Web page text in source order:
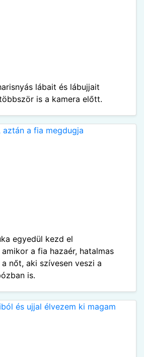
lábait és lábujjait
is a kamera előtt.
egyedül kezd el
a fia hazaér, hatalmas
nőt, aki szívesen veszi a
is.